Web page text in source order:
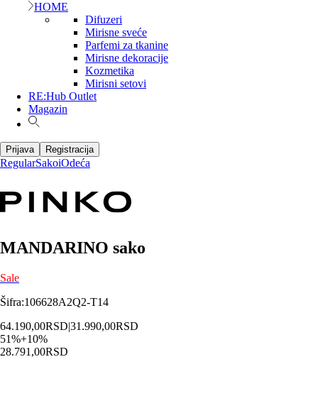
HOME
Difuzeri
Mirisne sveće
Parfemi za tkanine
Mirisne dekoracije
Kozmetika
Mirisni setovi
RE:Hub Outlet
Magazin
Prijava Registracija
RegularSakoiOdeća
MANDARINO sako
Sale
Šifra:106628A2Q2-T14
64.190,00RSD|31.990,00RSD
51%+10%
28.791,00RSD